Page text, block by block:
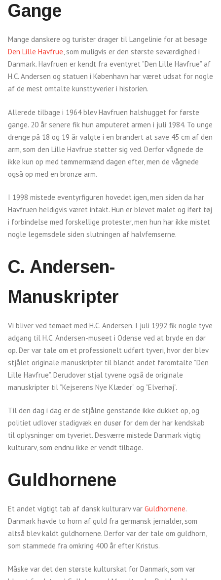
Gange
Mange danskere og turister drager til Langelinie for at besøge
Den Lille Havfrue, som muligvis er den største seværdighed i
Danmark. Havfruen er kendt fra eventyret ”Den Lille Havfrue” af
H.C. Andersen og statuen i København har været udsat for nogle
af de mest omtalte kunsttyverier i historien.
Allerede tilbage i 1964 blev Havfruen halshugget for første
gange. 20 år senere fik hun amputeret armen i juli 1984. To unge
drenge på 18 og 19 år valgte i en brandert at save 45 cm af den
arm, som den Lille Havfrue støtter sig ved. Derfor vågnede de
ikke kun op med tømmermænd dagen efter, men de vågnede
også op med en bronze arm.
I 1998 mistede eventyrfiguren hovedet igen, men siden da har
Havfruen heldigvis været intakt. Hun er blevet malet og iført tøj
i forbindelse med forskellige protester, men hun har ikke mistet
nogle legemsdele siden slutningen af halvfemserne.
C. Andersen-
Manuskripter
Vi bliver ved temaet med H.C. Andersen. I juli 1992 fik nogle tyve
adgang til H.C. Andersen-museet i Odense ved at bryde en dør
op. Der var tale om et professionelt udført tyveri, hvor der blev
stjålet originale manuskripter til blandt andet føromtalte ”Den
Lille Havfrue”. Derudover stjal tyvene også de originale
manuskripter til ”Kejserens Nye Klæder” og ”Elverhøj”.
Til den dag i dag er de stjålne genstande ikke dukket op, og
politiet udlover stadigvæk en dusør for dem der har kendskab
til oplysninger om tyveriet. Desværre mistede Danmark vigtig
kulturarv, som endnu ikke er vendt tilbage.
Guldhornene
Et andet vigtigt tab af dansk kulturarv var Guldhornene.
Danmark havde to horn af guld fra germansk jernalder, som
altså blev kaldt guldhornene. Derfor var der tale om guldhorn,
som stammede fra omkring 400 år efter Kristus.
Måske var det den største kulturskat for Danmark, som var